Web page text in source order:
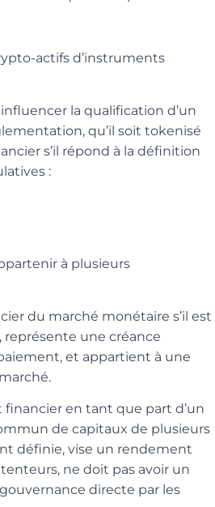
actifs d’instruments
la qualification d’un
qu’il soit tokenisé
s’il répond à la définition
:
à plusieurs
du marché monétaire s’il est
représente une créance
et appartient à une
en tant que part d’un
de capitaux de plusieurs
définie, vise un rendement
ne doit pas avoir un
directe par les